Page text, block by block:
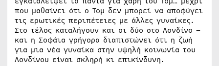
που μαθαίνει ότι ο Τομ δεν μπορεί να αποφύγει
τις ερωτικές περιπέτειες με άλλες γυναίκες.
Στο τέλος καταλήγουν και οι δύο στο Λονδίνο –
και η Σοφάια γρήγορα διαπιστώνει ότι η ζωή
για μια νέα γυναίκα στην υψηλή κοινωνία του
Λονδίνου είναι σκληρή κι επικίνδυνη.